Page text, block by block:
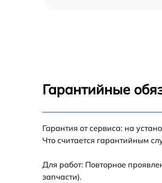
Замена дисплея Haier
A2959S
Замена электродвигателя
Гарантийные
Гарантия от сервиса: на
Что считается гарантийным
Для работ: Повторное
запчасти).